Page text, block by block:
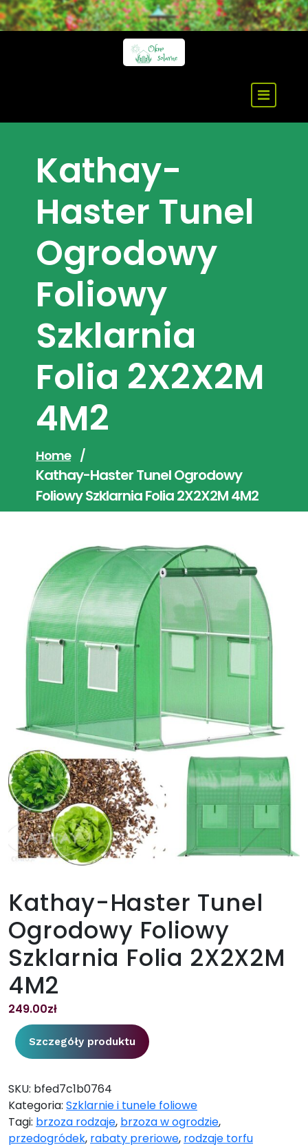
Skip
to
Kathay-
Haster Tunel
Ogrodowy
Foliowy
Szklarnia
Folia 2X2X2M
4M2
Home /
Kathay-Haster Tunel Ogrodowy
Foliowy Szklarnia Folia 2X2X2M 4M2
Kathay-Haster Tunel
Ogrodowy Foliowy
Szklarnia Folia 2X2X2M
4M2
249.00zł
Szczegóły produktu
SKU: bfed7c1b0764
Kategoria: Szklarnie i tunele foliowe
Tagi: brzoza rodzaje, brzoza w ogrodzie,
przedogródek, rabaty preriowe, rodzaje torfu